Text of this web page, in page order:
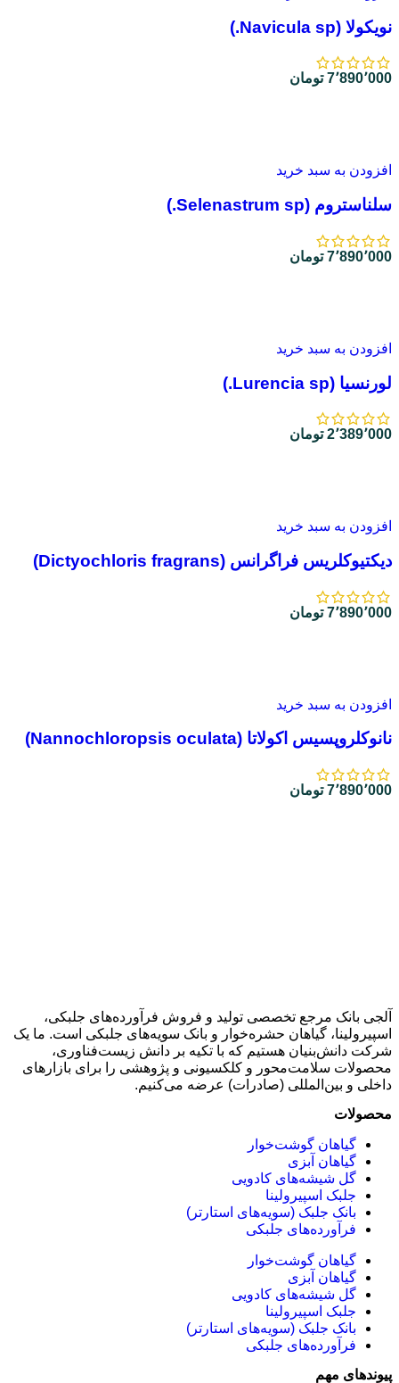
نویکولا (Navicula sp.)
7٬890٬000 تومان
افزودن به سبد خرید
سلناستروم (Selenastrum sp.)
7٬890٬000 تومان
افزودن به سبد خرید
لورنسیا (Lurencia sp.)
2٬389٬000 تومان
افزودن به سبد خرید
دیکتیوکلریس فراگرانس (Dictyochloris fragrans)
7٬890٬000 تومان
افزودن به سبد خرید
نانوکلروپسیس اکولاتا (Nannochloropsis oculata)
7٬890٬000 تومان
آلجی بانک مرجع تخصصی تولید و فروش فرآورده‌های جلبکی،
اسپیرولینا، گیاهان حشره‌خوار و بانک سویه‌های جلبکی است. ما یک
شرکت دانش‌بنیان هستیم که با تکیه بر دانش زیست‌فناوری،
محصولات سلامت‌محور و کلکسیونی و پژوهشی را برای بازارهای
داخلی و بین‌المللی (صادرات) عرضه می‌کنیم.
محصولات
گیاهان گوشت‌خوار
گیاهان آبزی
گل شیشه‌های کادویی
جلبک اسپیرولینا
بانک جلبک (سویه‌های استارتر)
فرآورده‌های جلبکی
گیاهان گوشت‌خوار
گیاهان آبزی
گل شیشه‌های کادویی
جلبک اسپیرولینا
بانک جلبک (سویه‌های استارتر)
فرآورده‌های جلبکی
پیوندهای مهم